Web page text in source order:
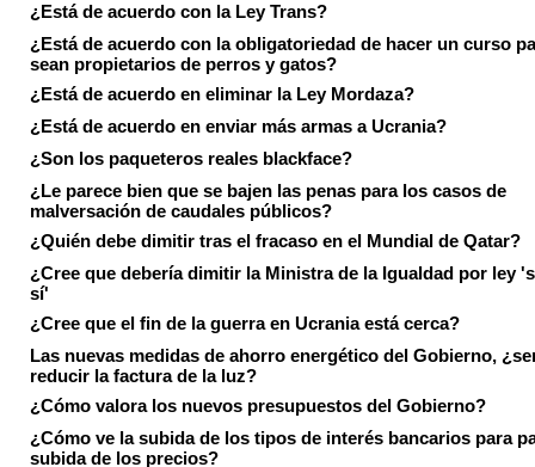
¿Está de acuerdo con la Ley Trans?
¿Está de acuerdo con la obligatoriedad de hacer un curso
sean propietarios de perros y gatos?
¿Está de acuerdo en eliminar la Ley Mordaza?
¿Está de acuerdo en enviar más armas a Ucrania?
¿Son los paqueteros reales blackface?
¿Le parece bien que se bajen las penas para los casos de
malversación de caudales públicos?
¿Quién debe dimitir tras el fracaso en el Mundial de Qatar?
¿Cree que debería dimitir la Ministra de la Igualdad por ley
sí'
¿Cree que el fin de la guerra en Ucrania está cerca?
Las nuevas medidas de ahorro energético del Gobierno,
reducir la factura de la luz?
¿Cómo valora los nuevos presupuestos del Gobierno?
¿Cómo ve la subida de los tipos de interés bancarios para
subida de los precios?